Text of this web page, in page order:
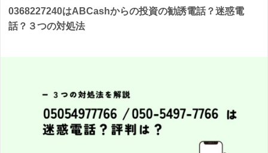
0368227240はABCashからの投資の勧誘電話？迷惑電
話？３つの対処法